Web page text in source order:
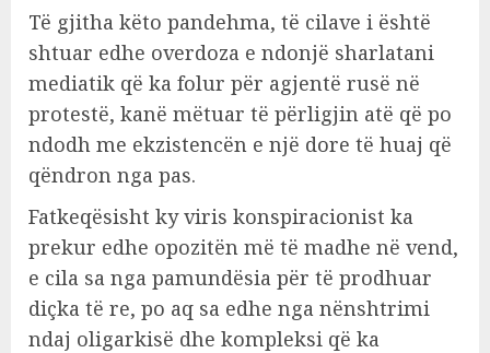
Të gjitha këto pandehma, të cilave i është
shtuar edhe overdoza e ndonjë sharlatani
mediatik që ka folur për agjentë rusë në
protestë, kanë mëtuar të përligjin atë që po
ndodh me ekzistencën e një dore të huaj që
qëndron nga pas.
Fatkeqësisht ky viris konspiracionist ka
prekur edhe opozitën më të madhe në vend,
e cila sa nga pamundësia për të prodhuar
diçka të re, po aq sa edhe nga nënshtrimi
ndaj oligarkisë dhe kompleksi që ka